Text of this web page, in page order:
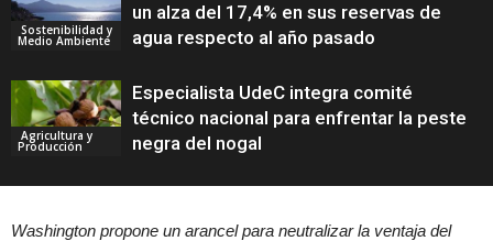
Sostenibilidad y
Medio Ambiente
un alza del 17,4% en sus reservas de
agua respecto al año pasado
Agricultura y
Producción
Especialista UdeC integra comité
técnico nacional para enfrentar la peste
negra del nogal
Washington propone un arancel para neutralizar la ventaja del